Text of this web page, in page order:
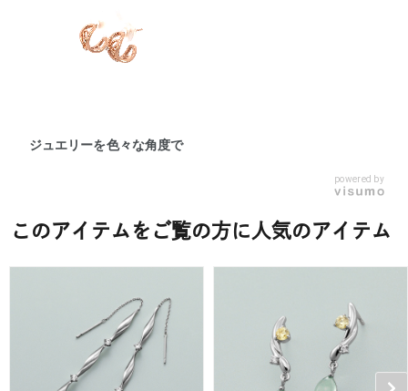
ジュエリーを色々な角度で
powered by
このアイテムをご覧の方に人気のアイテム